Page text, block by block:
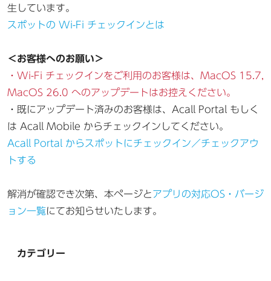
生しています。
スポットの Wi-Fi チェックインとは
＜お客様へのお願い＞
・Wi-Fi チェックインをご利用のお客様は、MacOS 15.7,
MacOS 26.0 へのアップデートはお控えください。
・既にアップデート済みのお客様は、Acall Portal もしく
は Acall Mobile からチェックインしてください。
Acall Portal からスポットにチェックイン／チェックアウ
トする
解消が確認でき次第、本ページとアプリの対応OS・バージ
ョン一覧にてお知らせいたします。
カテゴリー